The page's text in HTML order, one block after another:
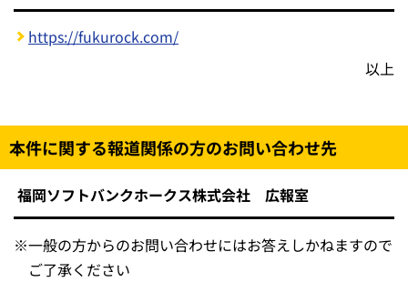
https://fukurock.com/
以上
本件に関する報道関係の方のお問い合わせ先
福岡ソフトバンクホークス株式会社 広報室
※一般の方からのお問い合わせにはお答えしかねますので
ご了承ください